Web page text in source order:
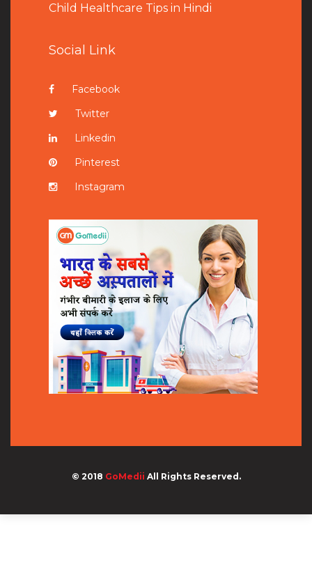
Child Healthcare Tips in Hindi
Social Link
Facebook
Twitter
Linkedin
Pinterest
Instagram
© 2018 GoMedii All Rights Reserved.